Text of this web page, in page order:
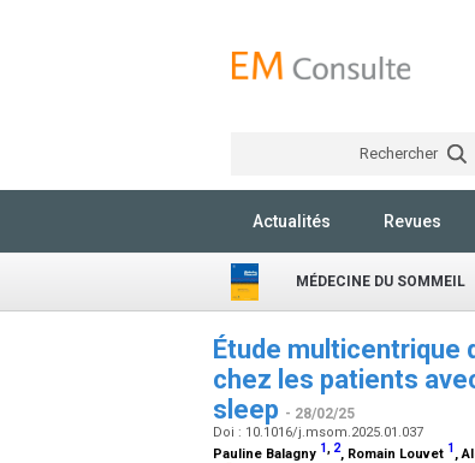
Rechercher
Actualités Revues
MÉDECINE DU SOMMEIL
Étude multicentrique
chez les patients
sleep - 28/02/25
Doi : 10.1016/j.msom.2025.01.037
Pauline Balagny 1 2, Romain Louvet 1 ,